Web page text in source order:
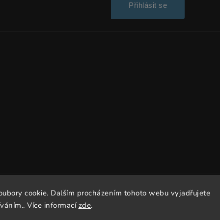
cookie. Dalším procházením tohoto webu vyjadřujete
Více informací zde.
Přihlásit se
Copyright 2026Dissto. Všechna práva vyhrazena.
VytvořilShoptet